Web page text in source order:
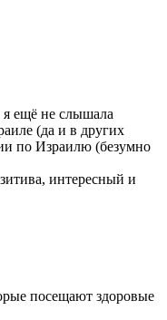
ещё не слышала
(да и в других
по Израилю (безумно
интересный и
посещают здоровые